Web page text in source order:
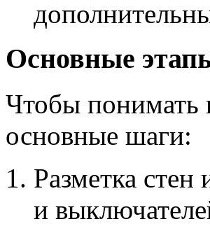
Основные
Чтобы понимать
основные шаги:
Разметка стен
и